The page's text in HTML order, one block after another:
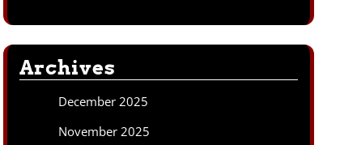
Archives
December 2025
November 2025